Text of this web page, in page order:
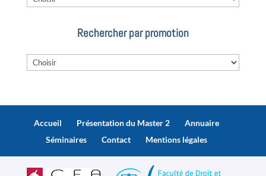
Rechercher par promotion
Accueil Présentation du Master 2
Annuaire
Séminaires
Contact Mentions légales